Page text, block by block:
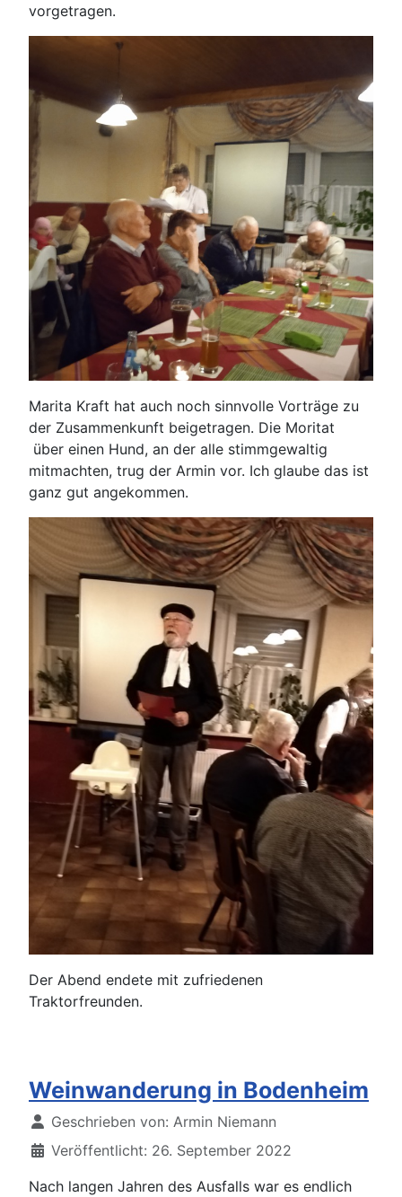
vorgetragen.
Marita Kraft hat auch noch sinnvolle Vorträge zu
der Zusammenkunft beigetragen. Die Moritat
über einen Hund, an der alle stimmgewaltig
mitmachten, trug der Armin vor. Ich glaube das ist
ganz gut angekommen.
Der Abend endete mit zufriedenen
Traktorfreunden.
Weinwanderung in Bodenheim
Details
Geschrieben von: Armin Niemann
Veröffentlicht: 26. September 2022
Nach langen Jahren des Ausfalls war es endlich